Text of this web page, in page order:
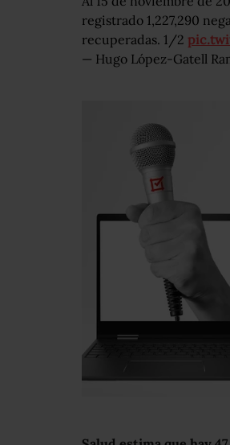
registrado 1,227,290
recuperadas. 1/2
— Hugo López-Gatell